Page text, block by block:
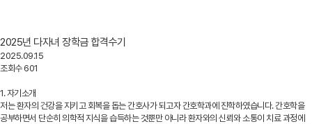
2025년 다자녀 장학금 합격수기
2025.09.15
조회수601
1. 자기소개
저는 환자의 건강을 지키고 회복을 돕는 간호사가 되고자 간호학과에 진학하였습니다. 간호학을
공부하면서 단순히 의학적 지식을 습득하는 것뿐만 아니라 환자와의 신뢰와 소통이 치료 과정에